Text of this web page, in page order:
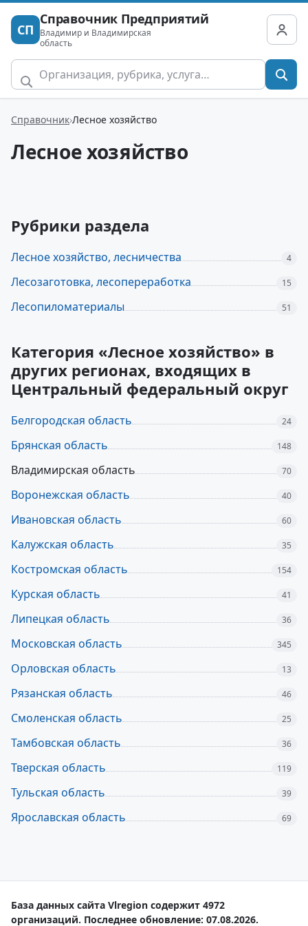
СП
Справочник Предприятий
Владимир и Владимирская
область
Справочник Лесное хозяйство
Лесное хозяйство
Рубрики раздела
Лесное хозяйство, лесничества 4
Лесозаготовка, лесопереработка 15
Лесопиломатериалы 51
Категория «Лесное хозяйство» в
других регионах, входящих в
Центральный федеральный округ
Белгородская область 24
Брянская область 148
Владимирская область 70
Воронежская область 40
Ивановская область 60
Калужская область 35
Костромская область 154
Курская область 41
Липецкая область 36
Московская область 345
Орловская область 13
Рязанская область 46
Смоленская область 25
Тамбовская область 36
Тверская область 119
Тульская область 39
Ярославская область 69
База данных сайта Vlregion содержит 4972
организаций. Последнее обновление: 07.08.2026.